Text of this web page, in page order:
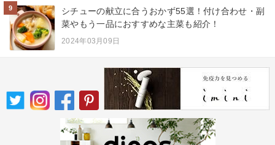
9
シチューの献立に合うおかず55選！付け合わせ・副
菜やもう一品におすすめな主菜も紹介！
2024年03月09日